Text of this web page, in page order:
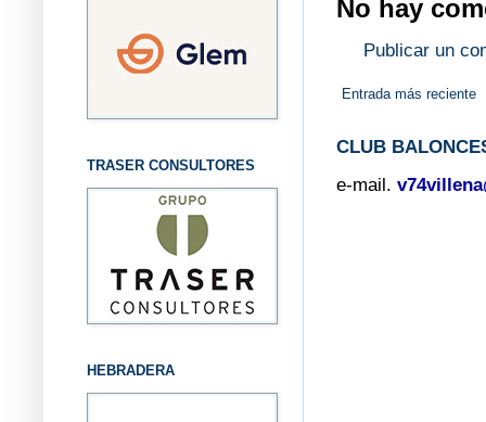
No hay
Publicar un
Entrada más reciente
CLUB
e-mail.
TRASER CONSULTORES
HEBRADERA